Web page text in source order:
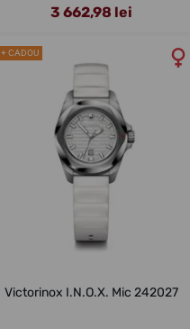
3 662,98 lei
+ CADOU
Victorinox I.N.O.X. Mic 242027